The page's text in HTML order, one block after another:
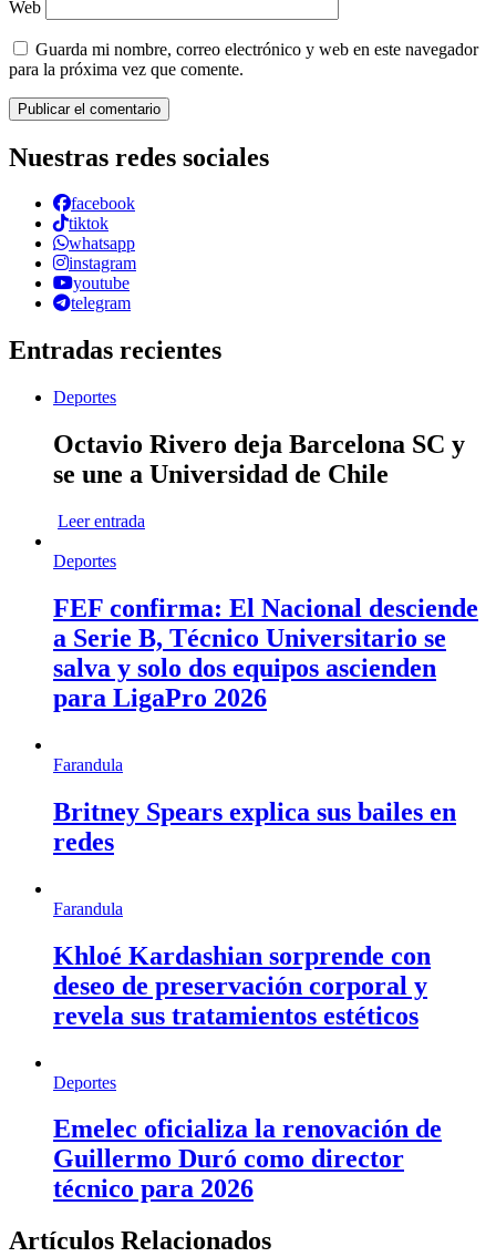
Web
Guarda mi nombre, correo electrónico y web en este navegador
para la próxima vez que comente.
Nuestras redes sociales
facebook
tiktok
whatsapp
instagram
youtube
telegram
Entradas recientes
Deportes
Octavio Rivero deja Barcelona SC y
se une a Universidad de Chile
Leer entrada
Deportes
FEF confirma: El Nacional desciende
a Serie B, Técnico Universitario se
salva y solo dos equipos ascienden
para LigaPro 2026
Farandula
Britney Spears explica sus bailes en
redes
Farandula
Khloé Kardashian sorprende con
deseo de preservación corporal y
revela sus tratamientos estéticos
Deportes
Emelec oficializa la renovación de
Guillermo Duró como director
técnico para 2026
Artículos Relacionados